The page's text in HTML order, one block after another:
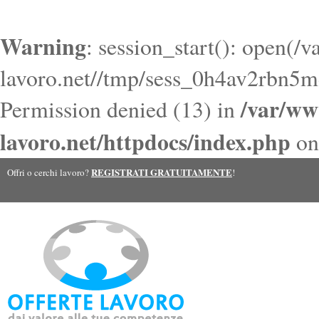
Warning: session_start(): open(/
lavoro.net//tmp/
Permission denied (13) in/var/
lavoro.net/httpdocs/index.php
Offri o cerchi lavoro?REGISTRATI GRATUITAMENTE!